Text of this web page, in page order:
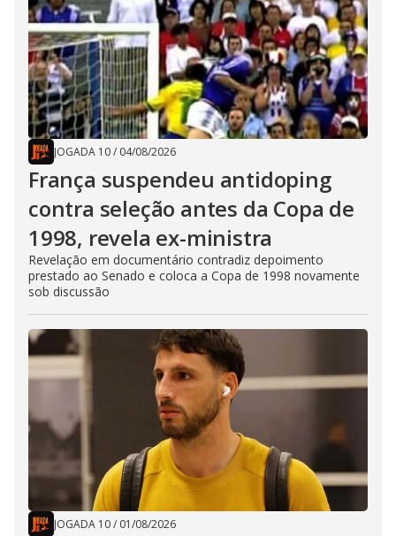
JOGADA 10/ 04/08/2026
França suspendeu antidoping
contra seleção antes da Copa de
1998, revela ex-ministra
Revelação em documentário contradiz depoimento
prestado ao Senado e coloca a Copa de 1998 novamente
sob discussão
JOGADA 10/ 01/08/2026